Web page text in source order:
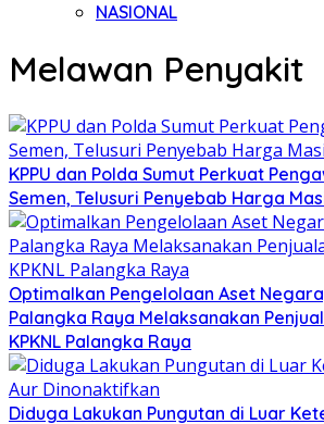
NASIONAL
Melawan Penyakit
KPPU dan Polda Sumut Perkuat
Semen, Telusuri Penyebab Harga
Optimalkan Pengelolaan Aset
Palangka Raya Melaksanakan
KPKNL Palangka Raya
Diduga Lakukan Pungutan di Luar